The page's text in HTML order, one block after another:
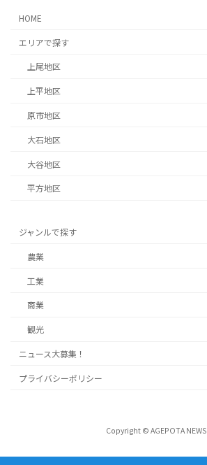
HOME
エリアで探す
上尾地区
上平地区
原市地区
大石地区
大谷地区
平方地区
ジャンルで探す
農業
工業
商業
観光
ニュース大募集！
プライバシーポリシー
Copyright © AGEPOTA NEWS